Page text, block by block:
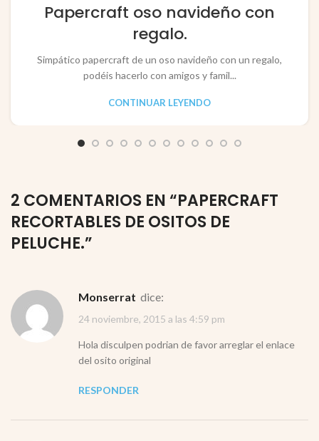
RECORTABLES PAPERCRAFT
Papercraft oso navideño con
regalo.
Simpático papercraft de un oso navideño con un regalo,
podéis hacerlo con amigos y famil...
CONTINUAR LEYENDO
2 COMENTARIOS EN “PAPERCRAFT
RECORTABLES DE OSITOS DE
PELUCHE.”
Monserrat dice:
24 noviembre, 2015 a las 4:59 pm
Hola disculpen podrian de favor arreglar el enlace
del osito original
RESPONDER